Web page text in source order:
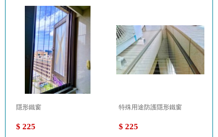
隱形鐵窗
$ 225
特殊用途防護隱形鐵窗
$ 225